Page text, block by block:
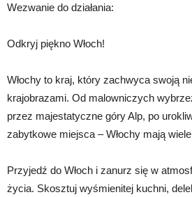
Wezwanie do działania:
Odkryj piękno Włoch!
Włochy to kraj, który zachwyca swoją
krajobrazami. Od malowniczych
przez majestatyczne góry Alp, po
zabytkowe miejsca – Włochy mają
Przyjedź do Włoch i zanurz się w
życia. Skosztuj wyśmienitej kuchni,